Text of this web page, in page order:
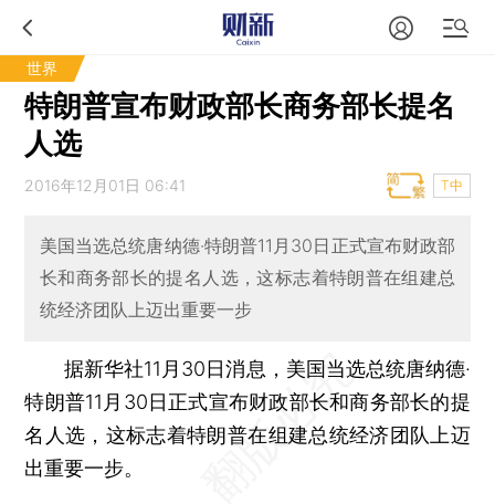
世界
特朗普宣布财政部长商务部长提名
人选
2016年12月01日 06:41 T中
美国当选总统唐纳德·特朗普11月30日正式宣布财政部
长和商务部长的提名人选，这标志着特朗普在组建总
统经济团队上迈出重要一步
据新华社11月30日消息，美国当选总统唐纳德·
特朗普11月30日正式宣布财政部长和商务部长的提
名人选，这标志着特朗普在组建总统经济团队上迈
出重要一步。